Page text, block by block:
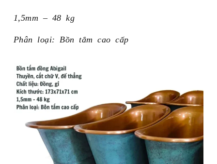
1,5mm – 48 kg
Phân loại: Bồn tắm cao cấp